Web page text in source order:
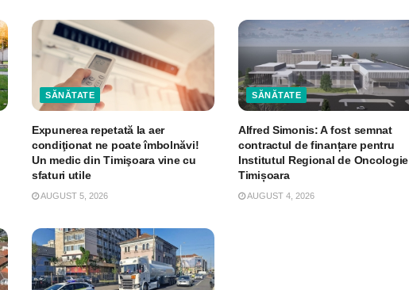
SĂNĂTATE
Expunerea repetată la aer
condiţionat ne poate îmbolnăvi!
Un medic din Timişoara vine cu
sfaturi utile
AUGUST 5, 2026
SĂNĂTATE
Alfred Simonis: A fost semnat
contractul de finanțare pentru
Institutul Regional de Oncologie
Timișoara
AUGUST 4, 2026